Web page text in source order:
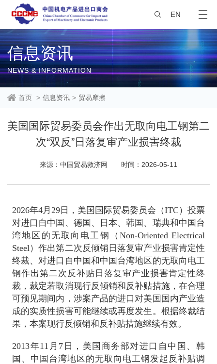
EN
信息资讯
NEWS & INFORMATION
首页 > 信息资讯 > 贸易摩擦
美国国际贸易委员会作出无取向电工钢第二
次“双反”日落复审产业损害终裁
来源：中国贸易救济网 时间：2026-05-11
2026年4 月 29日，美国国际贸易委员会（ITC ）投票
对进口自中国、德国、日本、韩国、瑞典和中国台
湾地区的无取向电工钢（ Non-Oriented Electrical
Steel ）作出第二次反倾销日落复审产业损害肯定性
终裁、对进口自中国和中国台湾地区的无取向电工
钢作出第二次反补贴日落复审产业损害肯定性终
裁，裁定若取消现行反倾销和反补贴措施，在合理
可预见期间内，涉案产品的进口对美国国内产业造
成的实质性损害可能继续或再度发生 。 根据终裁结
果，本案现行反倾销和反补贴措施继续有效。
2013年11 月 7 日，美国商务部对进口自中国、韩
国、中国台湾地区的无取向电工钢发起反补贴调